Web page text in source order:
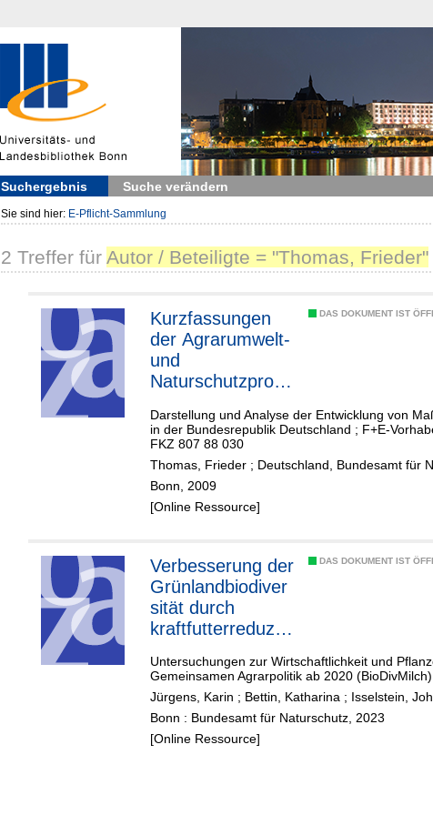
Suchergebnis Suche verändern
Sie sind hier: E-Pflicht-Sammlung
2 Treffer für Autor / Beteiligte = "Thomas, Frieder"
DAS DOKUMENT IST
Kurzfassungen
der Agrarumwelt-
und
Naturschutzprogr
Darstellung und Analyse der Entwicklung von
in der Bundesrepublik Deutschland ; F+E-
FKZ 807 88 030
Thomas, Frieder ; Deutschland, Bundesamt für
Bonn, 2009
[Online Ressource]
DAS DOKUMENT IST
Verbesserung der
Grünlandbiodiver
sität durch
kraftfutterreduzier
Milcherzeugung
Untersuchungen zur Wirtschaftlichkeit und
Gemeinsamen Agrarpolitik ab 2020
Jürgens, Karin ; Bettin, Katharina ; Isselstein,
Bonn : Bundesamt für Naturschutz, 2023
[Online Ressource]